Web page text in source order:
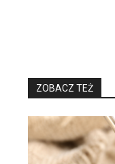
ZOBACZ TEŻ